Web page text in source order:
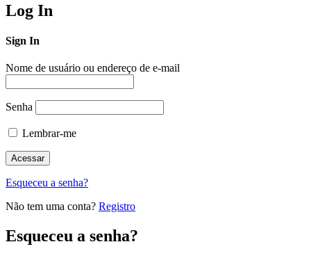
Log In
Sign In
Nome de usuário ou endereço de e-mail
Senha
Lembrar-me
Esqueceu a senha?
Não tem uma conta? Registro
Esqueceu a senha?